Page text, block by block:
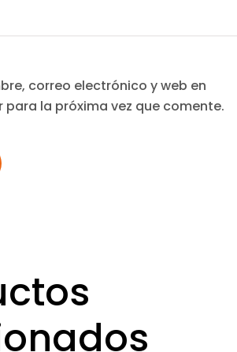
correo electrónico y web en
para la próxima vez que comente.